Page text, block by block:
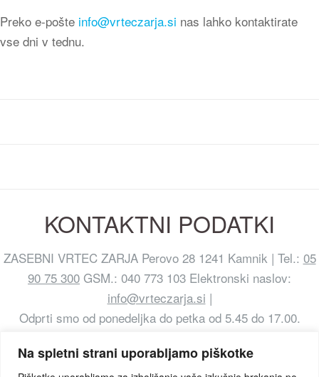
Na spletni strani uporabljamo piškotke
Preko e-pošte info@vrteczarja.si nas lahko kontaktirate
vse dni v tednu.
KONTAKTNI PODATKI
ZASEBNI VRTEC ZARJA Perovo 28 1241 Kamnik | Tel.: 05
90 75 300 GSM.: 040 773 103 Elektronski naslov:
info@vrteczarja.si |
Odprti smo od ponedeljka do petka od 5.45 do 17.00.